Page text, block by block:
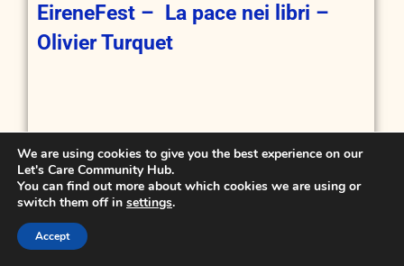
EireneFest – La pace nei libri –
Olivier Turquet
Chiusura della Giornata – Stefano
Cobello
We are using cookies to give you the best experience on our
Let's Care Community Hub.
You can find out more about which cookies we are using or
switch them off in settings.
Accept